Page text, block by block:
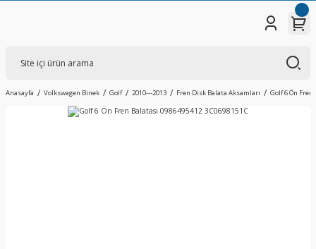
Anasayfa Volkswagen Binek Golf 2010---2013 Fren Disk Balata Aksamları Golf 6 Ön Fren